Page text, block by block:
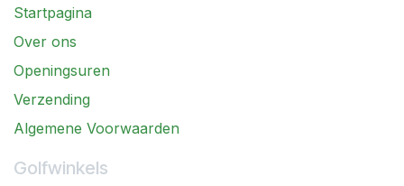
Startpagina
Over ons
Openingsuren
Verzending
Algemene Voorwaarden
Golfwinkels